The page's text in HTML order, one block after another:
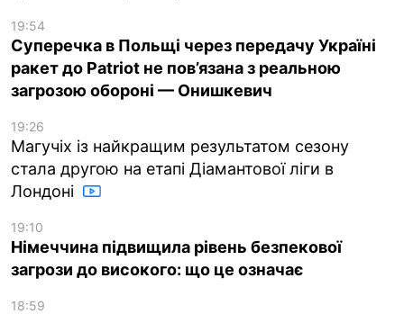
19:54
Суперечка в Польщі через передачу Україні
ракет до Patriot не пов’язана з реальною
загрозою обороні — Онишкевич
19:26
Магучіх із найкращим результатом сезону
стала другою на етапі Діамантової ліги в
Лондоні
19:10
Німеччина підвищила рівень безпекової
загрози до високого: що це означає
18:59